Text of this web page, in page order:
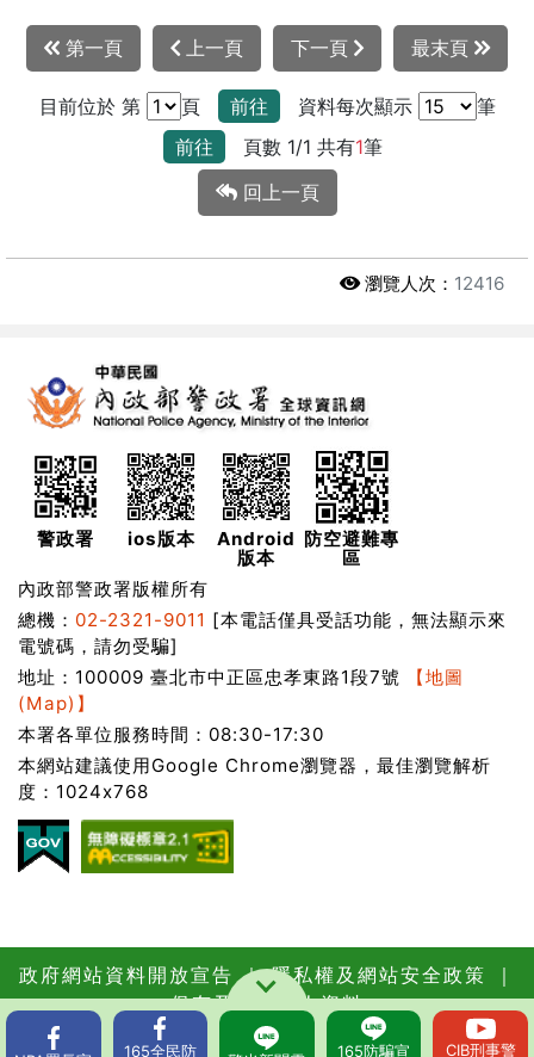
第一頁 上一頁 下一頁 最末頁
目前位於 第 頁 前往 資料每次顯示
筆
前往
頁數 1/1 共有1筆
回上一頁
瀏覽人次： 12416
警政署 ios版本
Android
版本
防空避難專
區
內政部警政署版權所有
總機： 02-2321-9011 [本電話僅具受話功能，無法顯示來
電號碼，請勿受騙]
地址：100009 臺北市中正區忠孝東路1段7號
【地圖
(Map)】
本署各單位服務時間：08:30-17:30
本網站建議使用Google Chrome瀏覽器，最佳瀏覽解析
度：1024x768
政府網站資料開放宣告 ｜隱私權及網站安全政策 ｜
保有及管理個人資料
更新日期：115年08月06日
瀏覽人次：
165全民防 165防騙宣 CIB刑事警